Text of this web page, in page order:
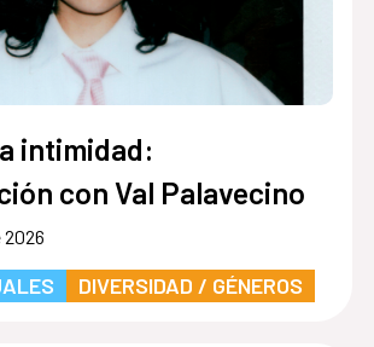
intimidad:
con Val Palavecino
2026
DIVERSIDAD / GÉNEROS